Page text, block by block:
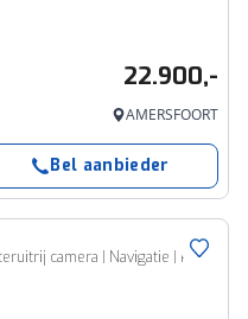
22.900,-
AMERSFOORT
Bel aanbieder
EV Fashion 39 kWh | SOH 96.4% | Achteruitrij camera | Navigatie | Parkeersensoren | Head up display |